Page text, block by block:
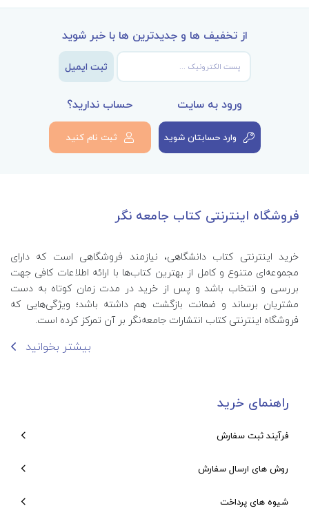
از تخفیف ها و جدیدترین ها با خبر شوید
ثبت ایمیل
ورود به سایت
وارد حسابتان شوید
حساب ندارید؟
ثبت نام کنید
فروشگاه اینترنتی کتاب جامعه نگر
خرید اینترنتی کتاب‌ دانشگاهی، نیازمند فروشگاهی است که دارای
مجموعه‌ای متنوع و کامل از بهترین کتاب‌ها با ارائه اطلاعات کافی جهت
بررسی و انتخاب باشد و پس از خرید در مدت زمان کوتاه به دست
مشتریان برساند و ضمانت بازگشت هم داشته باشد؛ ویژگی‌هایی که
فروشگاه اینترنتی کتاب انتشارات جامعه‌نگر بر آن تمرکز کرده است.
بیشتر بخوانید
راهنمای خرید
فرآیند ثبت سفارش
روش های ارسال سفارش
شیوه های پرداخت